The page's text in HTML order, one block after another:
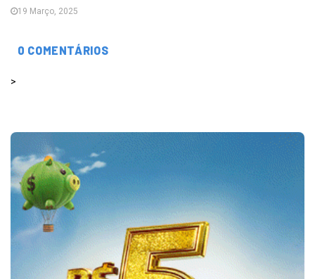
19 Março, 2025
0 COMENTÁRIOS
>